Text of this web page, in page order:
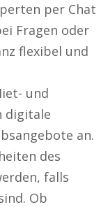
per Chat
Fragen oder
flexibel und
und
digitale
an.
des
falls
Ob